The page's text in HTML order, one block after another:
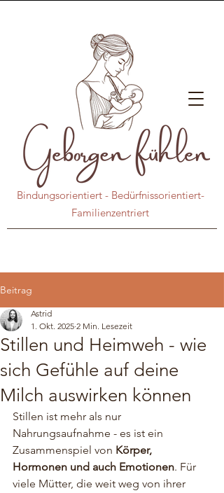
Bindungsorientiert - Bedürfnissorientiert-
Familienzentriert
Beitrag
Stillen und Heimweh - wie
sich Gefühle auf deine
Milch auswirken können
Astrid
1. Okt. 2025 2 Min. Lesezeit
Stillen ist mehr als nur
Nahrungsaufnahme - es ist ein
Zusammenspiel von Körper,
Hormonen und auch Emotionen. Für
viele Mütter, die weit weg von ihrer